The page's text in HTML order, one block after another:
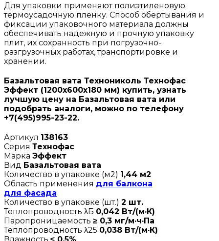
Для упаковки применяют полиэтиленовую
термоусадочную пленку. Способ обертывания и
фиксации упаковочного материала должны
обеспечивать надежную и прочную упаковку
плит, их сохранность при погрузочно-
разгрузочных работах, транспортировке и
хранении.
Базальтовая вата Технониколь Технофас
Эффект (1200х600х180 мм) купить, узнать
лучшую цену на Базальтовая вата или
подобрать аналоги, можно по телефону
+7(495)995-23-22.
Артикул 138163
Серия Технофас
Марка Эффект
Вид Базальтовая вата
Количество в упаковке (м2) 1,44 м2
Область применения для балкона
для фасада
Количество в упаковке (шт.) 2 шт.
Теплопроводность λБ 0,042 Вт/(м·К)
Паропроницаемость ≥ 0,3 мг/м·ч·Па
Теплопроводность λ25 0,038 Вт/(м·К)